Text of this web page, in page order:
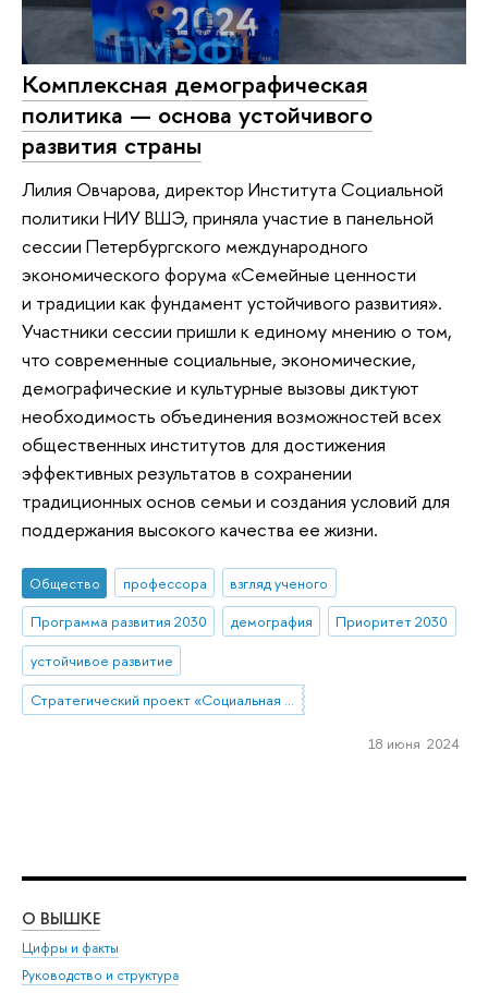
Комплексная демографическая
политика — основа устойчивого
развития страны
Лилия Овчарова, директор Института Социальной
политики НИУ ВШЭ, приняла участие в панельной
сессии Петербургского международного
экономического форума «Семейные ценности
и традиции как фундамент устойчивого развития».
Участники сессии пришли к единому мнению о том,
что современные социальные, экономические,
демографические и культурные вызовы диктуют
необходимость объединения возможностей всех
общественных институтов для достижения
эффективных результатов в сохранении
традиционных основ семьи и создания условий для
поддержания высокого качества ее жизни.
Общество профессора
взгляд ученого
Программа развития 2030
демография
Приоритет 2030
устойчивое развитие
Стратегический проект «Социальная политика устойчивого развития и инклюзивного экономического роста»
18 июня 2024
О ВЫШКЕ
Цифры и факты
Руководство и структура